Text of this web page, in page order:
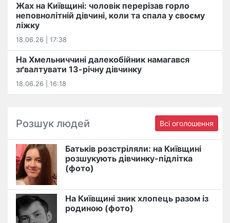
Жах на Київщині: чоловік перерізав горло
неповнолітній дівчині, коли та спала у своєму
ліжку
18.06.26 | 17:38
На Хмельниччині далекобійник намагався
зґвалтувати 13-річну дівчинку
18.06.26 | 16:18
Розшук людей Всі оголошення
Батьків розстріляли: на Київщині
розшукують дівчинку-підлітка
(фото)
На Київщині зник хлопець разом із
родиною (фото)